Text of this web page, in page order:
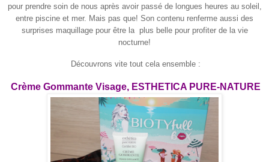
pour prendre soin de nous après avoir passé de longues heures au soleil,
entre piscine et mer. Mais pas que! Son contenu renferme aussi des
surprises maquillage pour être la plus belle pour profiter de la vie
nocturne!
Découvrons vite tout cela ensemble :
Crème Gommante Visage, ESTHETICA PURE-NATURE